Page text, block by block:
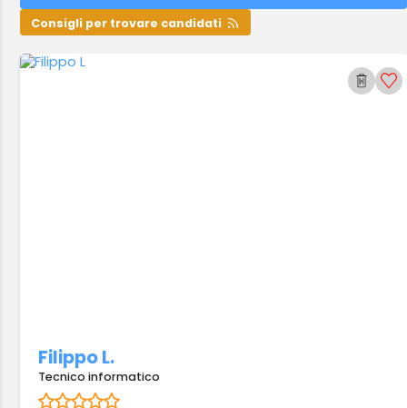
Consigli per trovare candidati
Filippo L.
Tecnico informatico